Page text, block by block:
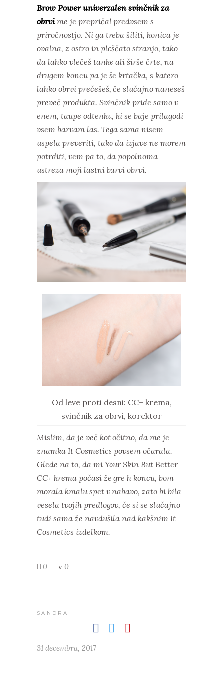
Brow Power univerzalen svinčnik za
obrvime je prepričal predvsem s
priročnostjo. Ni ga treba šiliti, konica je
ovalna, z ostro in ploščato stranjo, tako
da lahko vlečeš tanke ali širše črte, na
drugem koncu pa je še krtačka, s katero
lahko obrvi prečešeš, če slučajno naneseš
preveč produkta. Svinčnik pride samo v
enem, taupe odtenku, ki se baje prilagodi
vsem barvam las. Tega sama nisem
uspela preveriti, tako da izjave ne morem
potrditi, vem pa to, da popolnoma
ustreza moji lastni barvi obrvi.
Od leve proti desni: CC+ krema,
svinčnik za obrvi, korektor
Mislim, da je več kot očitno, da me je
znamka It Cosmetics povsem očarala.
Glede na to, da mi Your Skin But Better
CC+ krema počasi že gre h koncu, bom
morala kmalu spet v nabavo, zato bi bila
vesela tvojih predlogov, če si se slučajno
tudi sama že navdušila nad kakšnim It
Cosmetics izdelkom.
0 0
SANDRA
31 decembra, 2017